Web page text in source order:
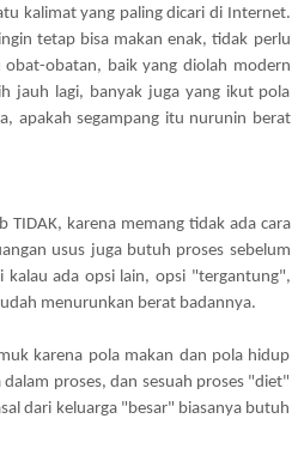
kalimat yang paling dicari di Internet.
tetap bisa makan enak, tidak perlu
obat-obatan, baik yang diolah modern
jauh lagi, banyak juga yang ikut pola
apakah segampang itu nurunin berat
karena memang tidak ada cara
usus juga butuh proses sebelum
kalau ada opsi lain, opsi "tergantung",
menurunkan berat badannya.
karena pola makan dan pola hidup
proses, dan sesuah proses "diet"
dari keluarga "besar" biasanya butuh